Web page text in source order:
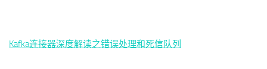
Kafka连接器深度解读之错误处理和死信队列